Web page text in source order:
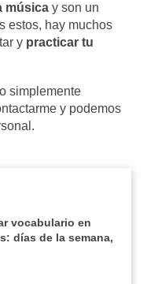
música y son un
estos, hay muchos
y practicar tu
simplemente
y podemos
vocabulario en
días de la semana,